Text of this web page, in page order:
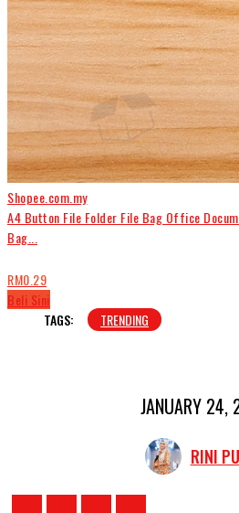
Shopee.com.my
A4 Button File Folder File Bag Office
Bag...
RM0.29
Beli Sini
TAGS:
TRENDING
JANUARY 24,
RINI